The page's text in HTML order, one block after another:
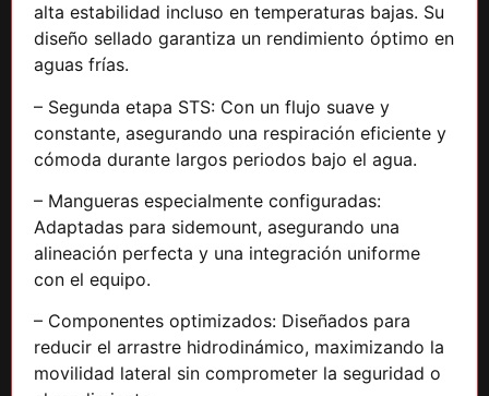
alta estabilidad incluso en temperaturas bajas. Su
diseño sellado garantiza un rendimiento óptimo en
aguas frías.
– Segunda etapa STS: Con un flujo suave y
constante, asegurando una respiración eficiente y
cómoda durante largos periodos bajo el agua.
– Mangueras especialmente configuradas:
Adaptadas para sidemount, asegurando una
alineación perfecta y una integración uniforme
con el equipo.
– Componentes optimizados: Diseñados para
reducir el arrastre hidrodinámico, maximizando la
movilidad lateral sin comprometer la seguridad o